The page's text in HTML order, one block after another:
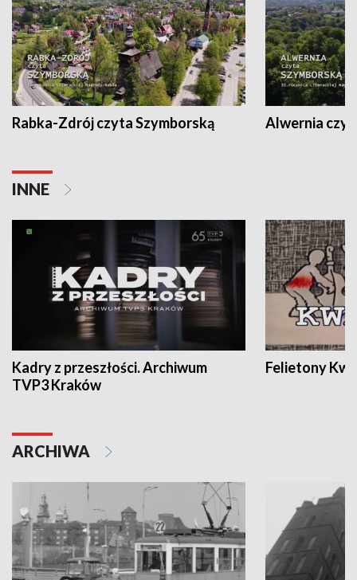
Rabka-Zdrój czyta Szymborską Alwernia
INNE
Kadry z przeszłości. Archiwum
TVP3 Kraków
Felietony
ARCHIWA